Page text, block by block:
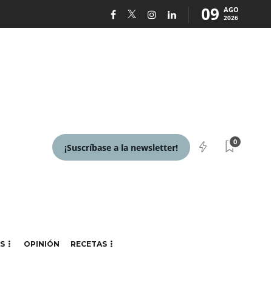
09 AGO
2026
¡Suscríbase a la newsletter!
0
OPINIÓN RECETAS